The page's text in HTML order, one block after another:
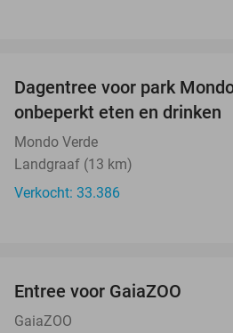
Dagentree voor park
onbeperkt eten en drinken
Mondo Verde
Landgraaf (13 km)
Verkocht: 33.386
Entree voor GaiaZOO
GaiaZOO